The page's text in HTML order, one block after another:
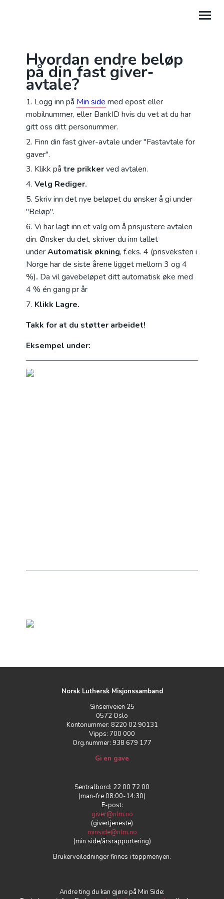
MIN SIDE
RESSURSBREV/SAMTYKKER
HJELP/VEILEDNINGER
GI EN GAVE
GÅ TIL NLM.NO
Hvordan endre beløp
på din fast giver-
avtale?
Logg inn på Min side med epost eller
mobilnummer, eller BankID hvis du vet at du har
gitt oss ditt personummer.
Finn din fast giver-avtale under "Fastavtale for
gaver".
Klikk på tre prikkerved avtalen.
Velg Rediger.
Skriv inn det nye beløpet du ønsker å gi under
"Beløp".
Vi har lagt inn et valg om å prisjustere avtalen
din. Ønsker du det, skriver du inn tallet
underAutomatisk økning, f.eks. 4 (prisveksten i
Norge har de siste årene ligget mellom 3 og 4
%). Da vil gavebeløpet ditt automatisk øke med
4 % én gang pr år
Klikk Lagre.
Takk for at du støtter arbeidet!
Eksempel under:
Norsk Luthersk Misjonssamband
Sinsenveien 25
0572 Oslo
Kontonummer: 8220 02 90131
Vipps: 700 000
Org.nummer: 938 679 177
Gi en gave
Sentralbord: 22 00 72 00
(man-fre 08:00-14:30)
E-post:
giver@nlm.no
(givertjeneste)
minside@nlm.no
(min side/årsrapportering)
Brukerveiledninger finnes i toppmenyen.
Andre ting du kan gjøre på Min Side: